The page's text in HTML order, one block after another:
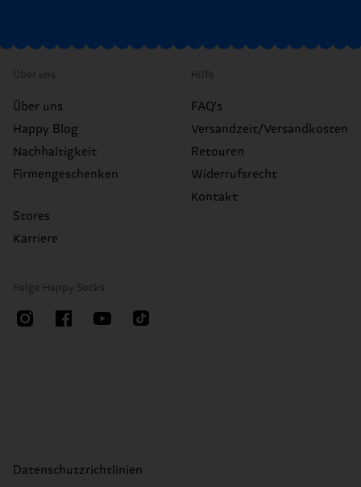
Über uns
Über uns
Happy Blog
Nachhaltigkeit
Firmengeschenken
Stores
Karriere
Hilfe
FAQ's
Versandzeit/Versandkosten
Retouren
Widerrufsrecht
Kontakt
Folge Happy Socks
Datenschutzrichtlinien